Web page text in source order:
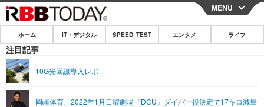
CLOSE
ホーム
IT・デジタル
SPEED TEST
MENU
ホーム IT・デジタル SPEED TEST エンタメ ライフ
注目記事
10G光回線導入レポ
岡崎体育、2022年1月日曜劇場『DCU』ダイバー役決定で17キロ減量